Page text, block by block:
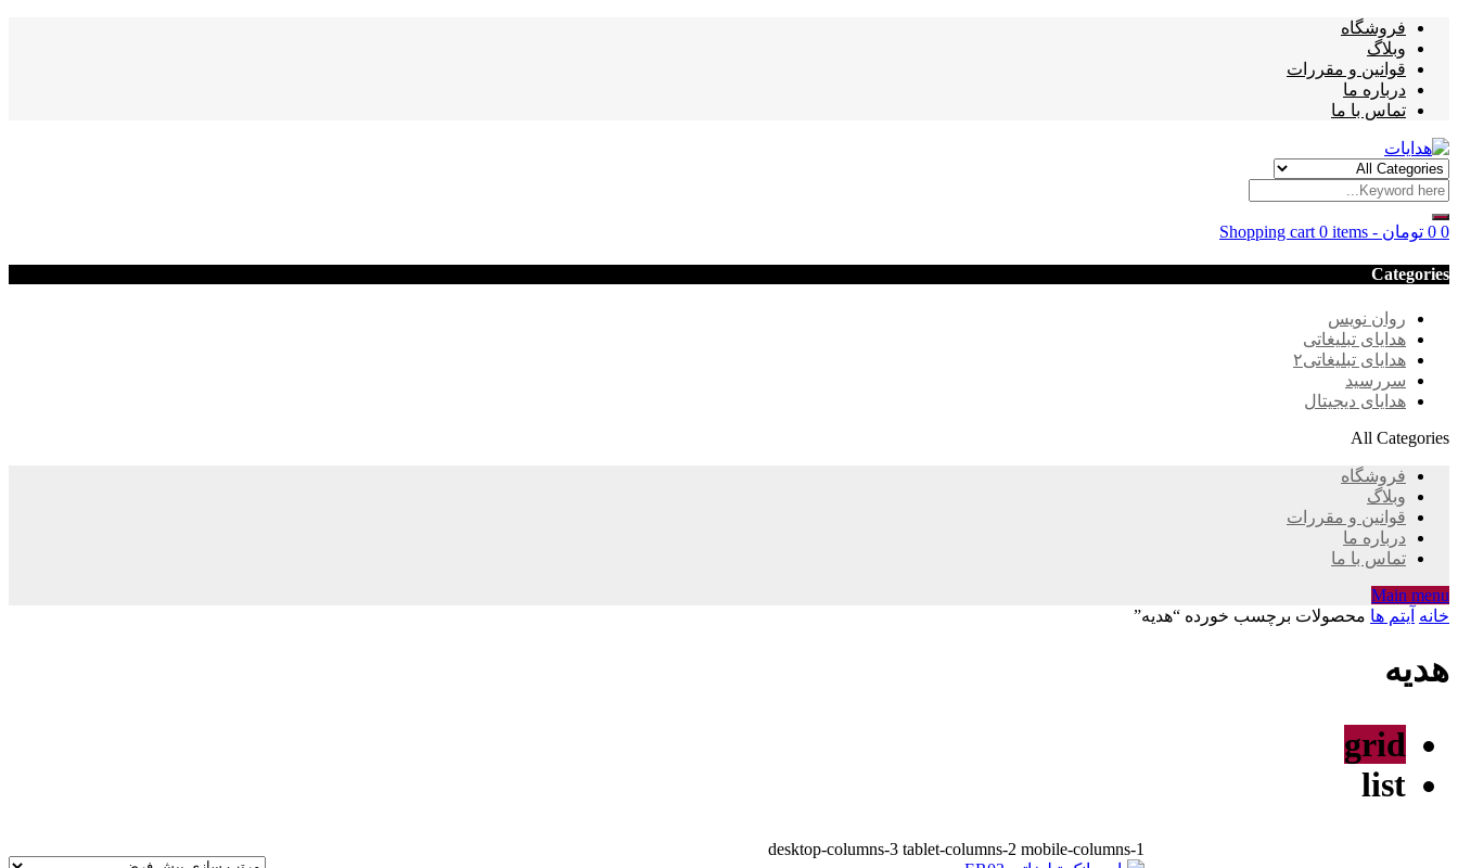
فروشگاه
وبلاگ
قوانین و مقررات
درباره ما
تماس با ما
Shopping cart 0 items - 0 تومان 0
Categories
روان نویس
هدایای تبلیغاتی
هدایای تبلیغاتی۲
سررسید
هدایای دیجیتال
All Categories
فروشگاه
وبلاگ
قوانین و مقررات
درباره ما
تماس با ما
Main menu
خانه آیتم ها محصولات برچسب خورده “هديه”
هديه
grid
list
desktop-columns-3 tablet-columns-2 mobile-columns-1